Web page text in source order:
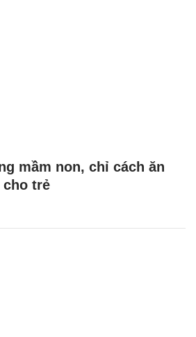
mầm non, chỉ cách ăn
trẻ